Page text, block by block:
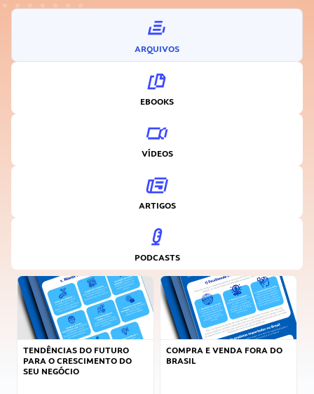
ARQUIVOS
EBOOKS
VÍDEOS
ARTIGOS
PODCASTS
TENDÊNCIAS DO FUTURO
PARA O CRESCIMENTO DO
SEU NEGÓCIO
COMPRA E VENDA FORA DO
BRASIL